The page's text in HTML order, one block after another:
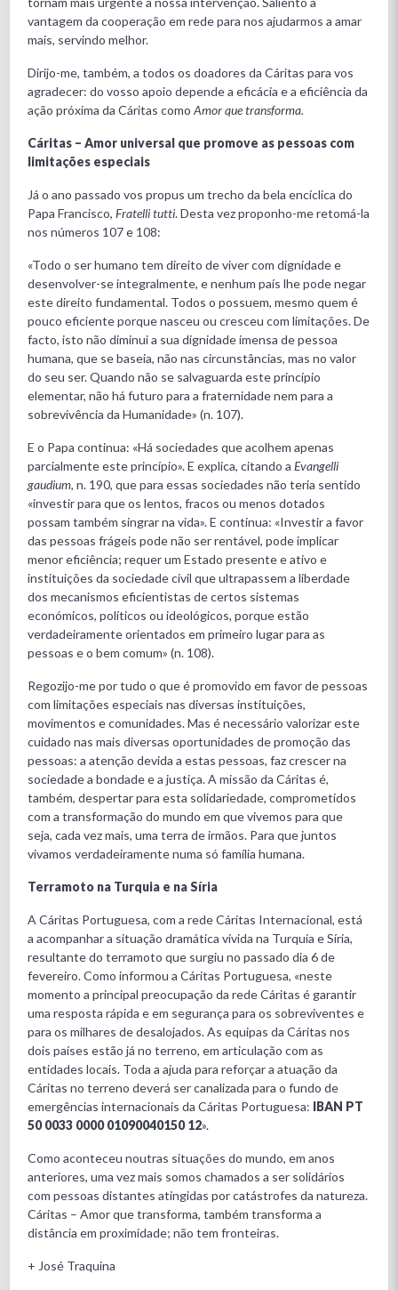
vantagem da cooperação em rede para nos ajudarmos a amar
mais, servindo melhor.
Dirijo-me, também, a todos os doadores da Cáritas para vos
agradecer: do vosso apoio depende a eficácia e a eficiência da
ação próxima da Cáritas comoAmor que transforma.
Cáritas – Amor universal que promove as pessoas com
limitações especiais
Já o ano passado vos propus um trecho da bela encíclica do
Papa Francisco,Fratelli tutti. Desta vez proponho-me retomá-la
nos números 107 e 108:
«Todo o ser humano tem direito de viver com dignidade e
desenvolver-se integralmente, e nenhum país lhe pode negar
este direito fundamental. Todos o possuem, mesmo quem é
pouco eficiente porque nasceu ou cresceu com limitações. De
facto, isto não diminui a sua dignidade imensa de pessoa
humana, que se baseia, não nas circunstâncias, mas no valor
do seu ser. Quando não se salvaguarda este princípio
elementar, não há futuro para a fraternidade nem para a
sobrevivência da Humanidade» (n. 107).
E o Papa continua: «Há sociedades que acolhem apenas
parcialmente este princípio». E explica, citando aEvangelli
gaudium, n. 190, que para essas sociedades não teria sentido
«investir para que os lentos, fracos ou menos dotados
possam também singrar na vida». E continua: «Investir a favor
das pessoas frágeis pode não ser rentável, pode implicar
menor eficiência; requer um Estado presente e ativo e
instituições da sociedade civil que ultrapassem a liberdade
dos mecanismos eficientistas de certos sistemas
económicos, políticos ou ideológicos, porque estão
verdadeiramente orientados em primeiro lugar para as
pessoas e o bem comum» (n. 108).
Regozijo-me por tudo o que é promovido em favor de pessoas
com limitações especiais nas diversas instituições,
movimentos e comunidades. Mas é necessário valorizar este
cuidado nas mais diversas oportunidades de promoção das
pessoas: a atenção devida a estas pessoas, faz crescer na
sociedade a bondade e a justiça. A missão da Cáritas é,
também, despertar para esta solidariedade, comprometidos
com a transformação do mundo em que vivemos para que
seja, cada vez mais, uma terra de irmãos. Para que juntos
vivamos verdadeiramente numa só família humana.
Terramoto na Turquia e na Síria
A Cáritas Portuguesa, com a rede Cáritas Internacional, está
a acompanhar a situação dramática vivida na Turquia e Síria,
resultante do terramoto que surgiu no passado dia 6 de
fevereiro. Como informou a Cáritas Portuguesa, «neste
momento a principal preocupação da rede Cáritas é garantir
uma resposta rápida e em segurança para os sobreviventes e
para os milhares de desalojados. As equipas da Cáritas nos
dois países estão já no terreno, em articulação com as
entidades locais. Toda a ajuda para reforçar a atuação da
Cáritas no terreno deverá ser canalizada para o fundo de
emergências internacionais da Cáritas Portuguesa: IBAN PT
50 0033 0000 01090040150 12».
Como aconteceu noutras situações do mundo, em anos
anteriores, uma vez mais somos chamados a ser solidários
com pessoas distantes atingidas por catástrofes da natureza.
Cáritas – Amor que transforma, também transforma a
distância em proximidade; não tem fronteiras.
+ José Traquina